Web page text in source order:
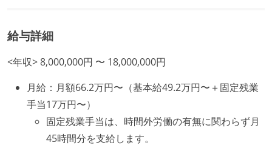
給与詳細
<年収> 8,000,000円 〜 18,000,000円
月給：月額66.2万円〜（基本給49.2万円〜＋固定残業
手当17万円〜）
固定残業手当は、時間外労働の有無に関わらず月
45時間分を支給します。